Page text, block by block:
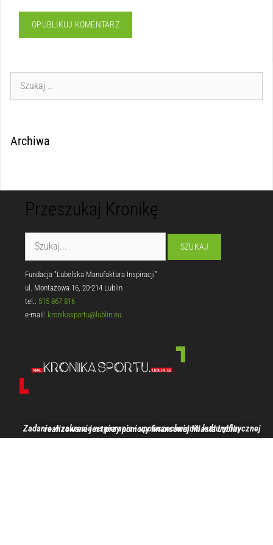
Archiwa
Przeszukaj Kronikę
Fundacja "Lubelska Manufaktura Inspiracji"
ul. Montażowa 16, 20-214 Lublin
tel.: 515 867 816
e-mail: kronikasportu@lublin.eu
Zadanie w zakresie wspierania i upowszechniania kultury fizycznej realizowane jest przy pomocy finansowej Miasta Lublin